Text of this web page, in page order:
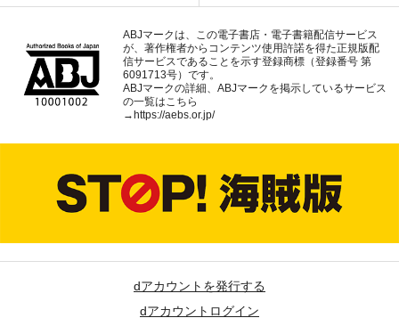
ABJマークは、この電子書店・電子書籍配信サービス
が、著作権者からコンテンツ使用許諾を得た正規版配
信サービスであることを示す登録商標（登録番号 第
6091713号）です。
ABJマークの詳細、ABJマークを掲示しているサービス
の一覧はこちら
→https://aebs.or.jp/
dアカウントを発行する
dアカウントログイン